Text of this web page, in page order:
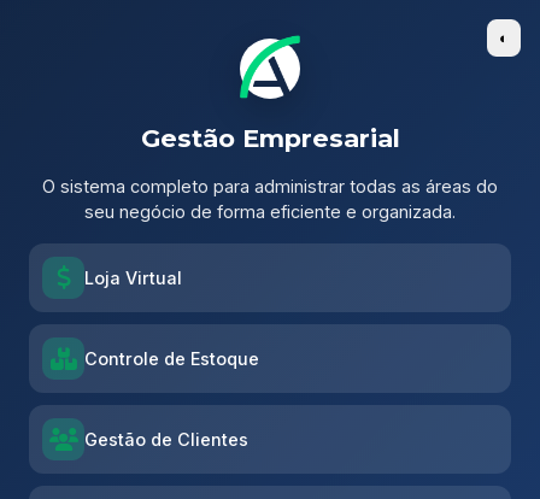
◐
Gestão Empresarial
O sistema completo para administrar todas as áreas do
seu negócio de forma eficiente e organizada.
Loja Virtual
Controle de Estoque
Gestão de Clientes